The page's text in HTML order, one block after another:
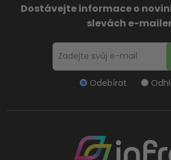
Dostávejte informace o
slevách e-
Odebírat